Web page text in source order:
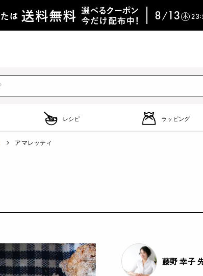
レシピ ラッピング
アマレッティ
藤野 幸子